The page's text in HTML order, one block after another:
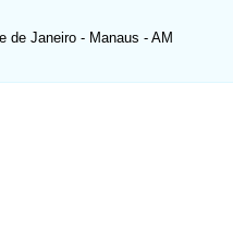
de Janeiro - Manaus - AM